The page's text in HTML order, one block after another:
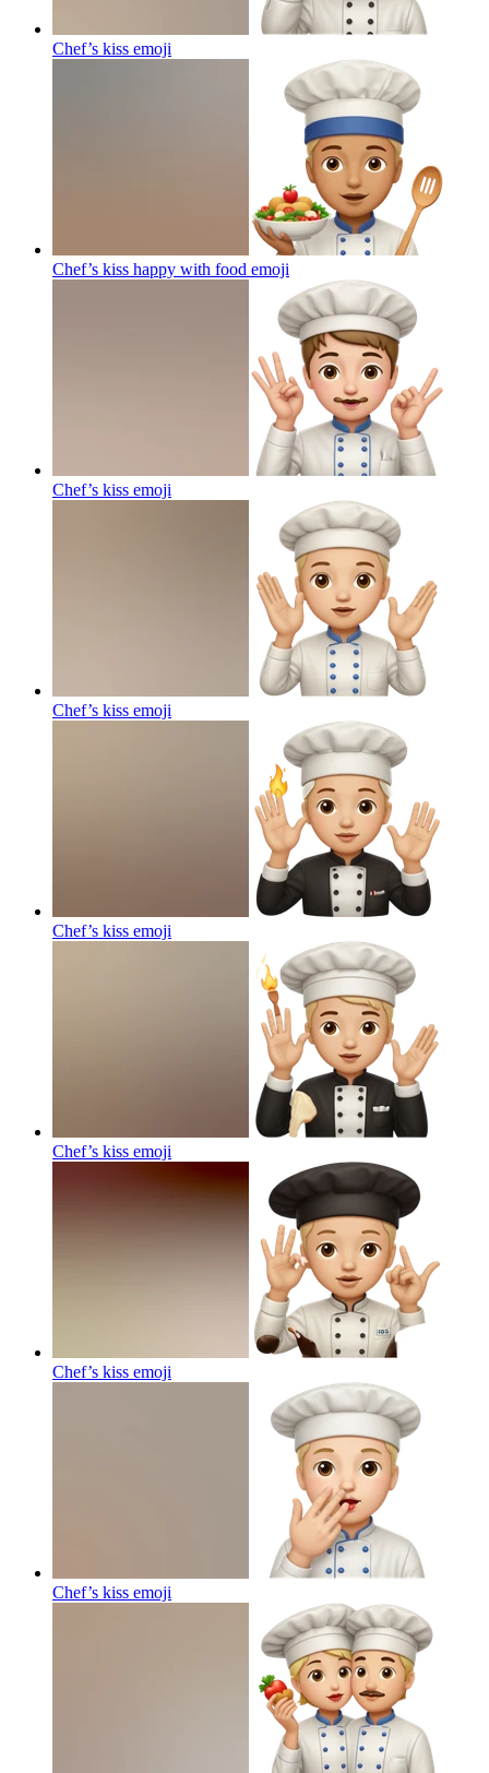
Chef’s kiss emoji
Chef’s kiss happy with food emoji
Chef’s kiss emoji
Chef’s kiss emoji
Chef’s kiss emoji
Chef’s kiss emoji
Chef’s kiss emoji
Chef’s kiss emoji